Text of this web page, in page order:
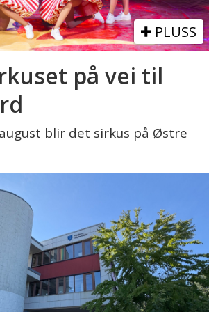
PLUSS
på vei til
blir det sirkus på Østre